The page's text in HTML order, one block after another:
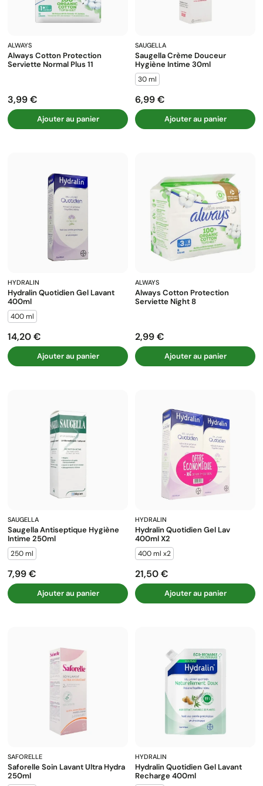
ALWAYS
Always Cotton Protection
Serviette Normal Plus 11
Prix
3,99 €
Ajouter au panier
SAUGELLA
Saugella Crème Douceur
Hygiène Intime 30ml
30 ml
Prix
6,99 €
Ajouter au panier
HYDRALIN
Hydralin Quotidien Gel Lavant
400ml
400 ml
Prix
14,20 €
Ajouter au panier
ALWAYS
Always Cotton Protection
Serviette Night 8
Prix
2,99 €
Ajouter au panier
SAUGELLA
Saugella Antiseptique Hygiène
Intime 250ml
250 ml
Prix
7,99 €
Ajouter au panier
HYDRALIN
Hydralin Quotidien Gel Lav
400ml X2
400 ml x2
Prix
21,50 €
Ajouter au panier
SAFORELLE
Saforelle Soin Lavant Ultra Hydra
250ml
HYDRALIN
Hydralin Quotidien Gel Lavant
Recharge 400ml